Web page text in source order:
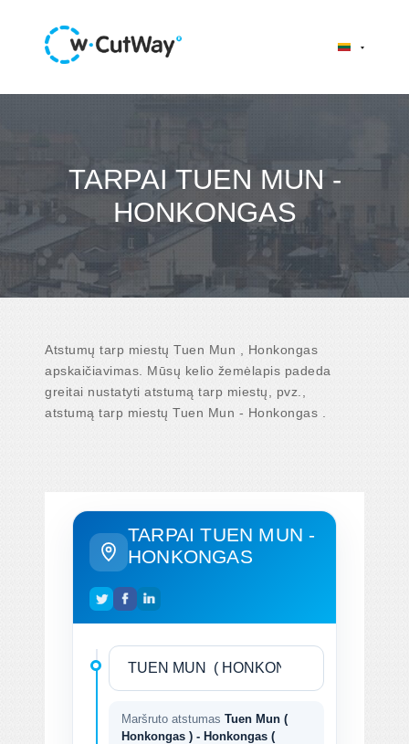
TARPAI TUEN MUN -
HONKONGAS
Atstumų tarp miestų Tuen Mun , Honkongas
apskaičiavimas. Mūsų kelio žemėlapis padeda
greitai nustatyti atstumą tarp miestų, pvz.,
atstumą tarp miestų Tuen Mun - Honkongas .
TARPAI TUEN MUN -
HONKONGAS
Maršruto atstumas Tuen Mun (
Honkongas ) - Honkongas (